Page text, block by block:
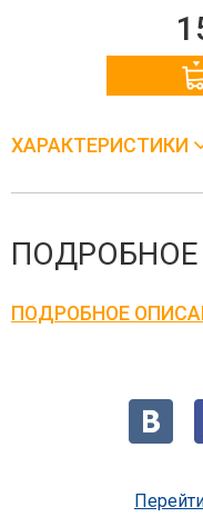
ХАРАКТЕРИСТИКИ
ПОДРОБНОЕ